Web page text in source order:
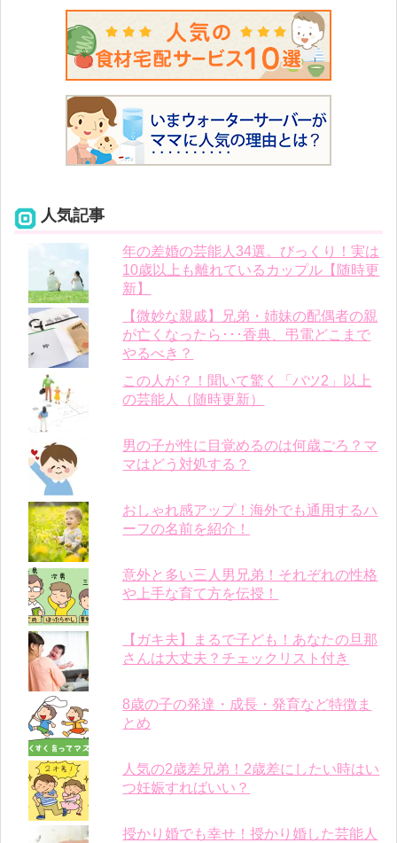
人気記事
年の差婚の芸能人34選。びっくり！実は
10歳以上も離れているカップル【随時更
新】
【微妙な親戚】兄弟・姉妹の配偶者の親
が亡くなったら･･･香典、弔電どこまで
やるべき？
この人が？！聞いて驚く「バツ2」以上
の芸能人（随時更新）
男の子が性に目覚めるのは何歳ごろ？マ
マはどう対処する？
おしゃれ感アップ！海外でも通用するハ
ーフの名前を紹介！
意外と多い三人男兄弟！それぞれの性格
や上手な育て方を伝授！
【ガキ夫】まるで子ども！あなたの旦那
さんは大丈夫？チェックリスト付き
8歳の子の発達・成長・発育など特徴ま
とめ
人気の2歳差兄弟！2歳差にしたい時はい
つ妊娠すればいい？
授かり婚でも幸せ！授かり婚した芸能人